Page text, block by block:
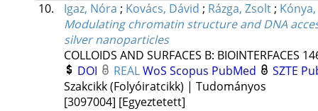
10.
Igaz, Nóra ; Kovács, Dávid ; Rázga, Zsolt;
Modulating chromatin structure and DNA
silver nanoparticles
COLLOIDS AND SURFACES B: BIOINTERFACES
DOI
REALWoS Scopus PubMed
SZTE
Szakcikk (Folyóiratcikk) | Tudományos
[3097004] [Egyeztetett]